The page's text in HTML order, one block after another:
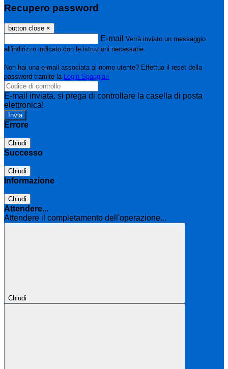
Recupero password
button close ×
E-mail Verrà inviato un messaggio
all'indirizzo indicato con le istruzioni necessarie.
Non hai una e-mail associata al nome utente? Effettua il reset della
password tramite la Login Spaggiari
E-mail inviata, si prega di controllare la casella di posta
elettronica!
Errore
Chiudi
Successo
Chiudi
Informazione
Chiudi
Attendere...
Attendere il completamento dell'operazione...
Chiudi